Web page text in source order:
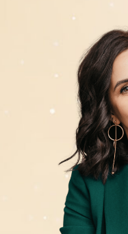
Урок « Как
интересно»
Бонусный урок
Модуль 4.
Урок
Урок «Ошибки
Урок «Схема
экспертность,
Консультация
по
Финальное
Бонусный
на